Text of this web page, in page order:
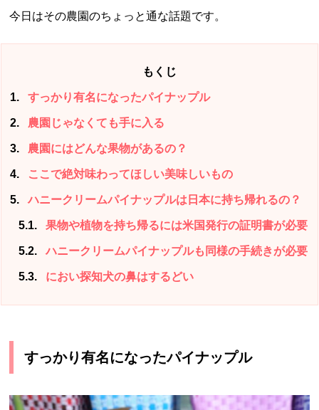
今日はその農園のちょっと通な話題です。
もくじ
1 すっかり有名になったパイナップル
2 農園じゃなくても手に入る
3 農園にはどんな果物があるの？
4 ここで絶対味わってほしい美味しいもの
5 ハニークリームパイナップルは日本に持ち帰れるの？
5.1 果物や植物を持ち帰るには米国発行の証明書が必要
5.2 ハニークリームパイナップルも同様の手続きが必要
5.3 におい探知犬の鼻はするどい
すっかり有名になったパイナップル